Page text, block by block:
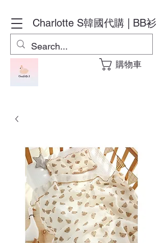
Charlotte S韓國代購 | BB衫
購物車